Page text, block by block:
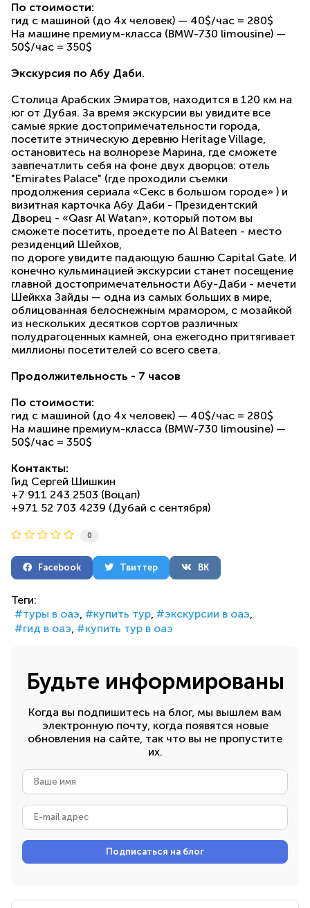
По стоимости:
гид с машиной (до 4х человек) — 40$/час = 280$
На машине премиум-класса (BMW-730 limousine) —
50$/час = 350$
Экскурсия по Абу Даби.
Столица Арабских Эмиратов, находится в 120 км на
юг от Дубая. За время экскурсии вы увидите все
самые яркие достопримечательности города,
посетите этническую деревню Heritage Village,
остановитесь на волнорезе Марина, где сможете
завпечатлить себя на фоне двух дворцов: отель
"Emirates Palace" (где проходили съемки
продолжения сериала «Секс в большом городе» ) и
визитная карточка Абу Даби - Президентский
Дворец - «Qasr Al Watan», который потом вы
сможете посетить, проедете по Al Bateen - место
резиденций Шейхов,
по дороге увидите падающую башню Capital Gate. И
конечно кульминацией экскурсии станет посещение
главной достопримечательности Абу-Даби - мечети
Шейкха Зайды — одна из самых больших в мире,
облицованная белоснежным мрамором, с мозайкой
из нескольких десятков сортов различных
полудрагоценных камней, она ежегодно притягивает
миллионы посетителей со всего света.
Продолжительность - 7 часов
По стоимости:
гид с машиной (до 4х человек) — 40$/час = 280$
На машине премиум-класса (BMW-730 limousine) —
50$/час = 350$
Контакты:
Гид Сергей Шишкин
+7 911 243 2503 (Воцап)
+971 52 703 4239 (Дубай с сентября)
0
Facebook Твиттер ВК
Теги:
туры в оаэ
купить тур
экскурсии в оаэ
гид в оаэ
купить тур в оаэ
Будьте информированы
Когда вы подпишитесь на блог, мы вышлем вам
электронную почту, когда появятся новые
обновления на сайте, так что вы не пропустите
их.
адрес
Подписаться на блог